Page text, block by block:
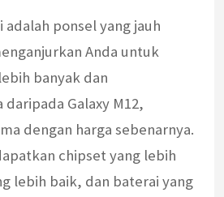
adalah ponsel yang jauh
Anda untuk
banyak dan
Galaxy M12,
dengan harga sebenarnya.
chipset yang lebih
lebih baik, dan baterai yang